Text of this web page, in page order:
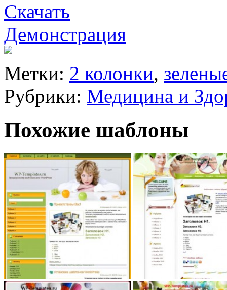
Скачать
Демонстрация
Метки: 2 колонки,
Рубрики: Медицина и
Похожие шаблоны